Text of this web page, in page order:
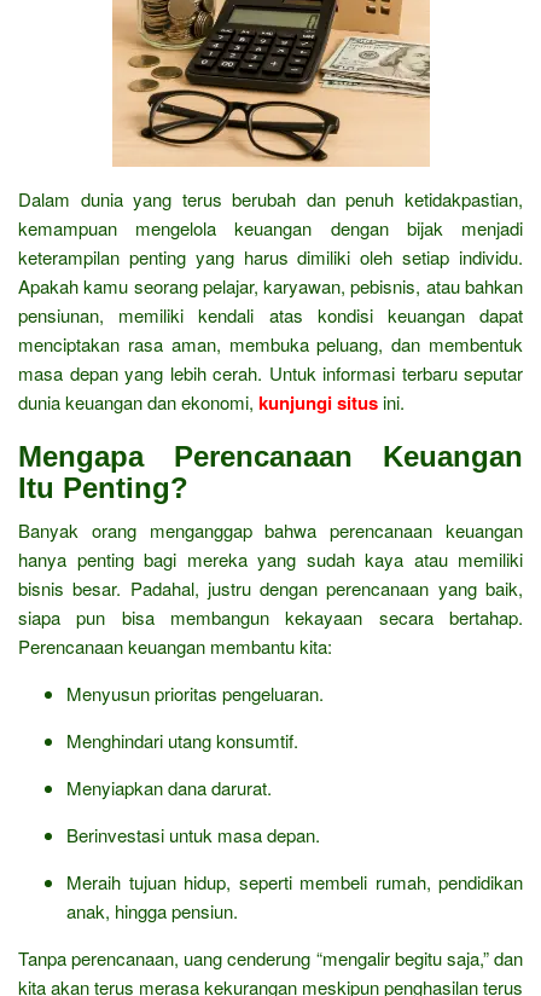
Dalam dunia yang terus berubah dan penuh ketidakpastian,
kemampuan mengelola keuangan dengan bijak menjadi
keterampilan penting yang harus dimiliki oleh setiap individu.
Apakah kamu seorang pelajar, karyawan, pebisnis, atau bahkan
pensiunan, memiliki kendali atas kondisi keuangan dapat
menciptakan rasa aman, membuka peluang, dan membentuk
masa depan yang lebih cerah. Untuk informasi terbaru seputar
dunia keuangan dan ekonomi, kunjungi situsini.
Mengapa Perencanaan Keuangan
Itu Penting?
Banyak orang menganggap bahwa perencanaan keuangan
hanya penting bagi mereka yang sudah kaya atau memiliki
bisnis besar. Padahal, justru dengan perencanaan yang baik,
siapa pun bisa membangun kekayaan secara bertahap.
Perencanaan keuangan membantu kita:
Menyusun prioritas pengeluaran.
Menghindari utang konsumtif.
Menyiapkan dana darurat.
Berinvestasi untuk masa depan.
Meraih tujuan hidup, seperti membeli rumah, pendidikan
anak, hingga pensiun.
Tanpa perencanaan, uang cenderung “mengalir begitu saja,” dan
kita akan terus merasa kekurangan meskipun penghasilan terus